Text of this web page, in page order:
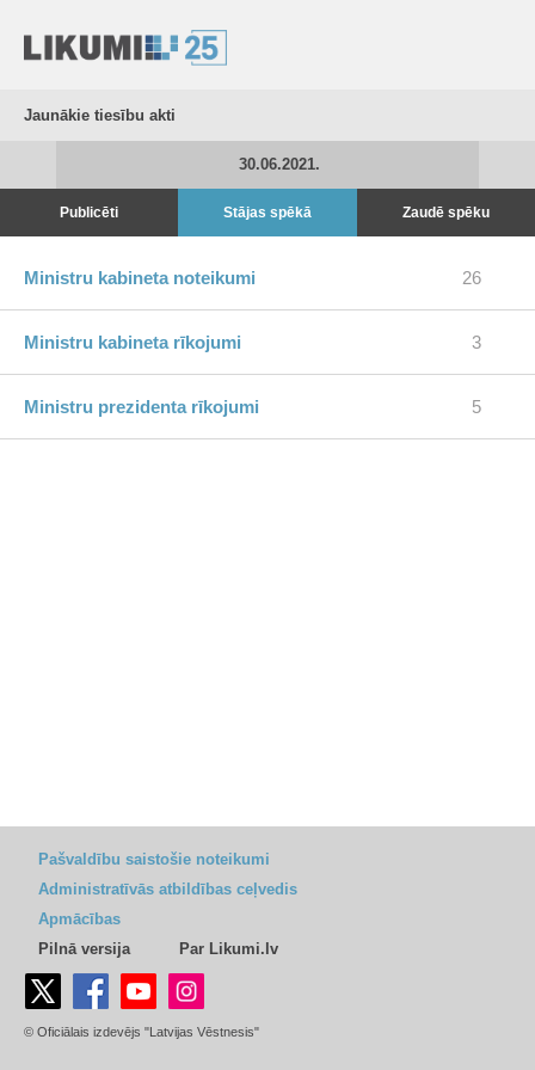
Jaunākie tiesību akti
30.06.2021.
Publicēti Stājas spēkā Zaudē spēku
Ministru kabineta noteikumi 26
Ministru kabineta rīkojumi 3
Ministru prezidenta rīkojumi 5
Pašvaldību saistošie noteikumi
Administratīvās atbildības ceļvedis
Apmācības
Pilnā versija
Par Likumi.lv
© Oficiālais izdevējs "Latvijas Vēstnesis"